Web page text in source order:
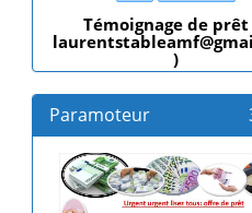
Témoignage de prêt
)
Paramoteur